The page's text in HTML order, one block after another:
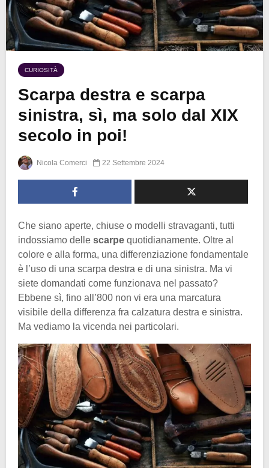
CURIOSITÀ
Scarpa destra e scarpa
sinistra, sì, ma solo dal XIX
secolo in poi!
Nicola Comerci 22 Settembre 2024
Che siano aperte, chiuse o modelli stravaganti, tutti
indossiamo delle scarpe quotidianamente. Oltre al
colore e alla forma, una differenziazione fondamentale
è l’uso di una scarpa destra e di una sinistra. Ma vi
siete domandati come funzionava nel passato?
Ebbene sì, fino all’800 non vi era una marcatura
visibile della differenza fra calzatura destra e sinistra.
Ma vediamo la vicenda nei particolari.